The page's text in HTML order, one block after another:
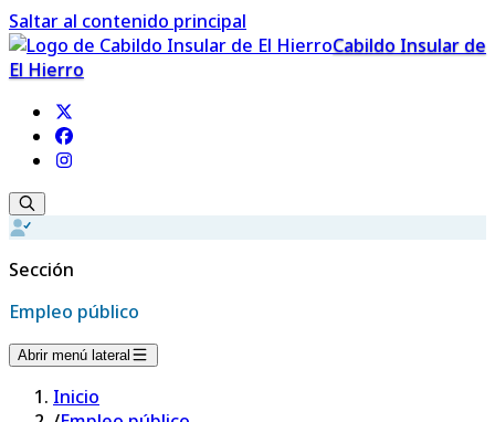
Saltar al contenido principal
Cabildo Insular de
El Hierro
Sección
Empleo público
Abrir menú lateral
Inicio